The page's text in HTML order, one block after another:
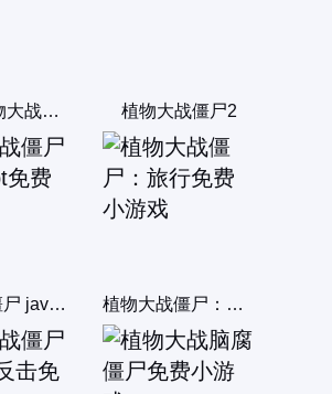
Roblox植物大战脑腐 植物大战僵尸2
植物大战僵尸 javascript 植物大战僵尸：旅行